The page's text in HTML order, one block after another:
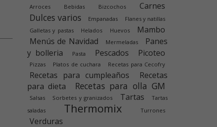
Arroces Bebidas Bizcochos Carnes
Dulces varios Empanadas
Flanes y natillas
Galletas y pastas
Helados Huevos
Mambo
Menús de Navidad
Mermeladas
Panes
y bolleria
Pasta Pescados Picoteo
Pizzas Platos de cuchara Recetas para Cecofry
Recetas para cumpleaños
Recetas
para dieta
Recetas para olla GM
Salsas Sorbetes y granizados Tartas
Tartas
saladas
Thermomix Turrones
Verduras